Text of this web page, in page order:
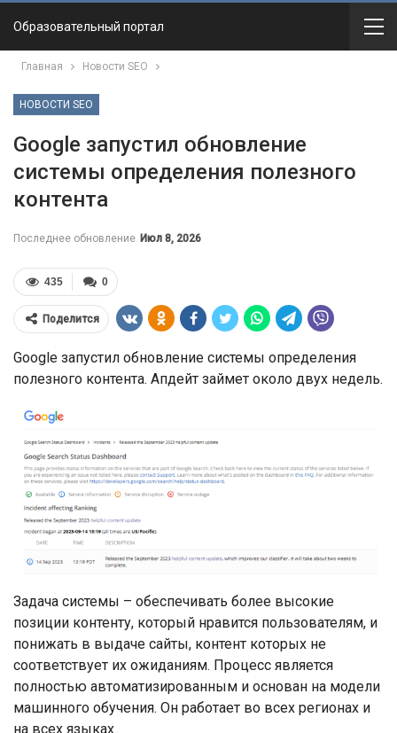
Образовательный портал
Главная Новости SEO
НОВОСТИ SEO
Google запустил обновление
системы определения полезного
контента
Последнее обновление Июл 8, 2026
0
435
Поделится
Google запустил обновление системы определения
полезного контента. Апдейт займет около двух недель.
Задача системы – обеспечивать более высокие
позиции контенту, который нравится пользователям, и
понижать в выдаче сайты, контент которых не
соответствует их ожиданиям. Процесс является
полностью автоматизированным и основан на модели
машинного обучения. Он работает во всех регионах и
на всех языках.